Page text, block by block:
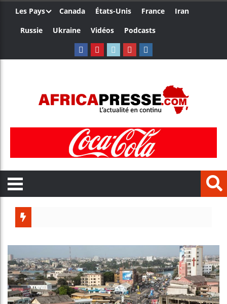
Les Pays Canada États-Unis France
Iran
Russie
Ukraine Vidéos Podcasts
Canada